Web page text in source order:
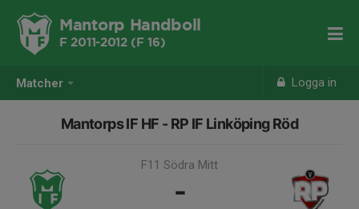
Matcher Logga in
Mantorp Handboll
F 2011-2012 (F 16)
Mantorps IF HF - RP IF Linköping Röd
F11 Södra Mitt
-